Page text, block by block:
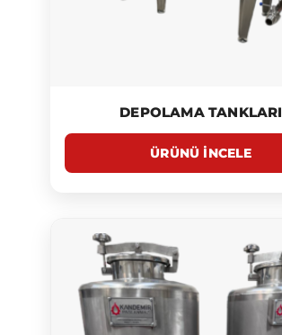
DEPOLAMA TANKLARI